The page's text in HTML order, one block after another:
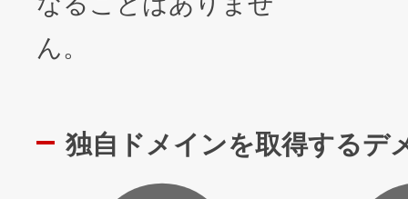
ん。
独自ドメインを取得するデ